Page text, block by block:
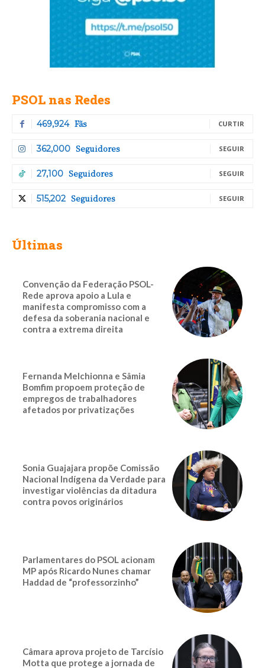
PSOL nas Redes
469,924 Fãs CURTIR
362,000 Seguidores SEGUIR
27,100 Seguidores SEGUIR
515,202 Seguidores SEGUIR
Últimas
Convenção da Federação PSOL-
Rede aprova apoio a Lula e
manifesta compromisso com a
defesa da soberania nacional e
contra a extrema direita
Fernanda Melchionna e Sâmia
Bomfim propoem proteção de
empregos de trabalhadores
afetados por privatizações
Sonia Guajajara propõe Comissão
Nacional Indígena da Verdade para
investigar violências da ditadura
contra povos originários
Parlamentares do PSOL acionam
MP após Ricardo Nunes chamar
Haddad de “professorzinho”
Câmara aprova projeto de Tarcísio
Motta que protege a jornada de